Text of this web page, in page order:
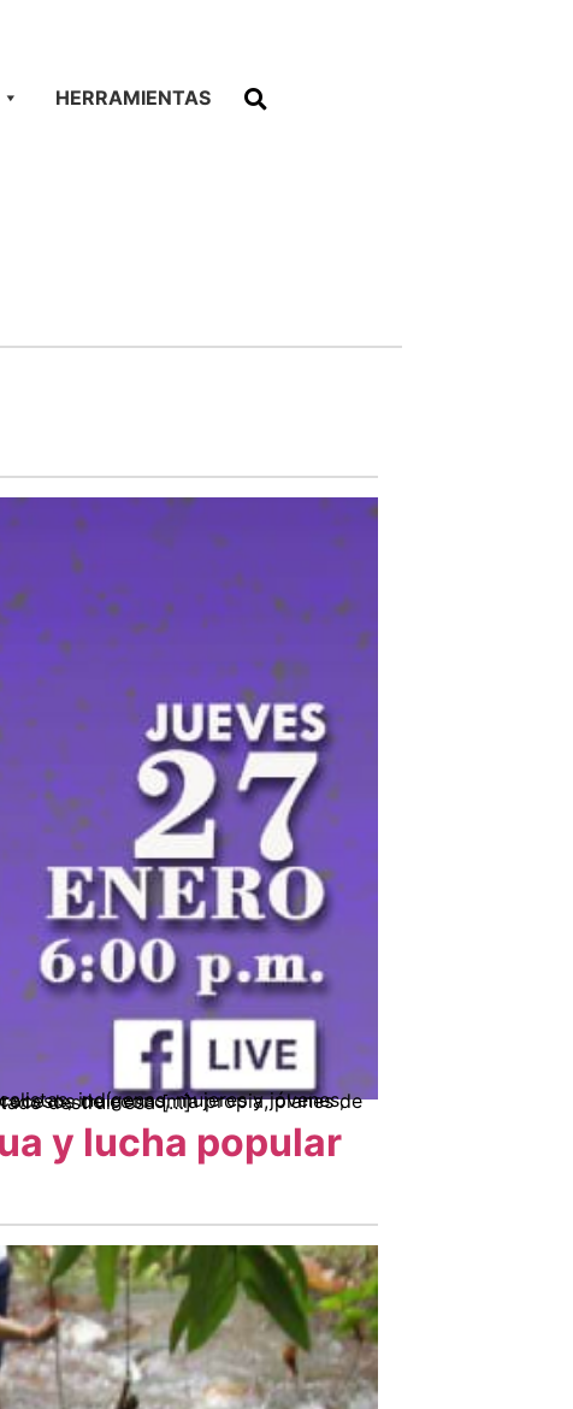
HERRAMIENTAS
los años 70s, el Estado colombiano ha intentado destruir esa […]
y lucha popular